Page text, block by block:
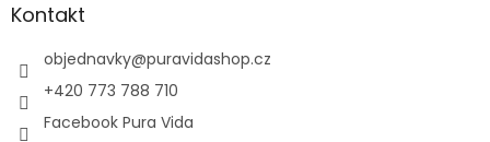
Kontakt
objednavky@puravidashop.cz
+420 773 788 710
Facebook Pura Vida